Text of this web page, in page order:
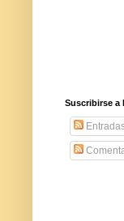
Suscribirse a